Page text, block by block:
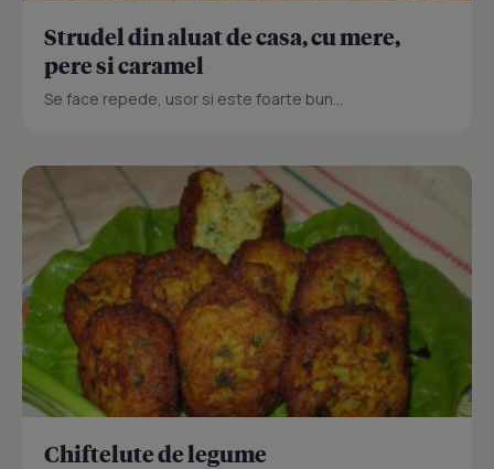
Strudel din aluat de casa, cu mere,
pere si caramel
Se face repede, usor si este foarte bun...
Chiftelute de legume